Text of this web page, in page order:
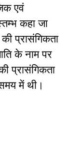
एवं
कहा जा
प्रासंगिकता
के नाम पर
प्रासंगिकता
में थी।